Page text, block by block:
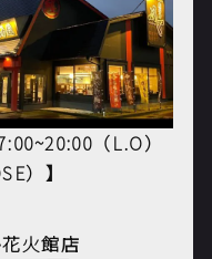
（L.O）
）】
火館店